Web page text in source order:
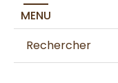
MENU